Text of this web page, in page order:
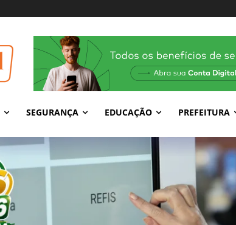
SEGURANÇA EDUCAÇÃO PREFEITURA